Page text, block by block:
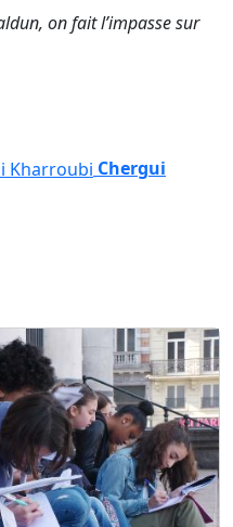
on fait l’impasse sur
Chergui